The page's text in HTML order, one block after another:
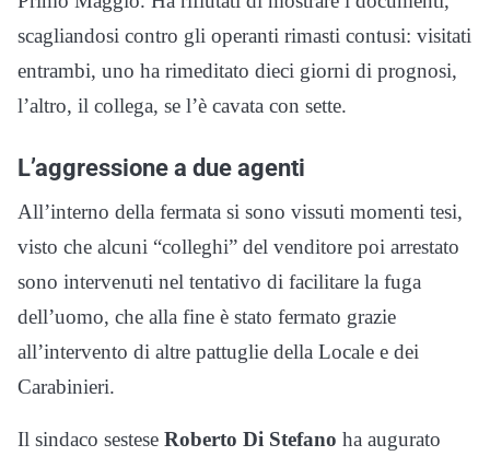
scagliandosi contro gli operanti rimasti contusi: visitati
entrambi, uno ha rimeditato dieci giorni di prognosi,
l’altro, il collega, se l’è cavata con sette.
L’aggressione a due agenti
All’interno della fermata si sono vissuti momenti tesi,
visto che alcuni “colleghi” del venditore poi arrestato
sono intervenuti nel tentativo di facilitare la fuga
dell’uomo, che alla fine è stato fermato grazie
all’intervento di altre pattuglie della Locale e dei
Carabinieri.
Il sindaco sestese Roberto Di Stefano ha augurato